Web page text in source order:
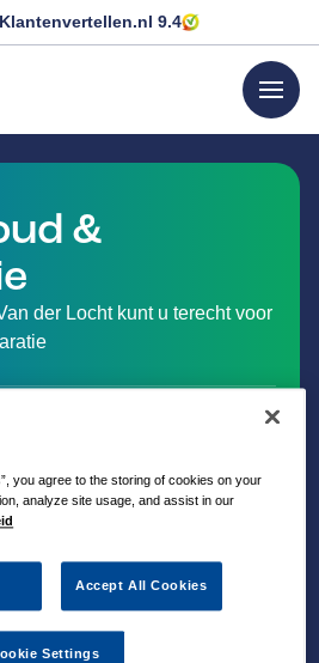
Klantenvertellen.nl 9.4
menu
&
der Locht kunt u terecht voor
you agree to the storing of cookies on your
analyze site usage, and assist in our
Accept All Cookies
Settings